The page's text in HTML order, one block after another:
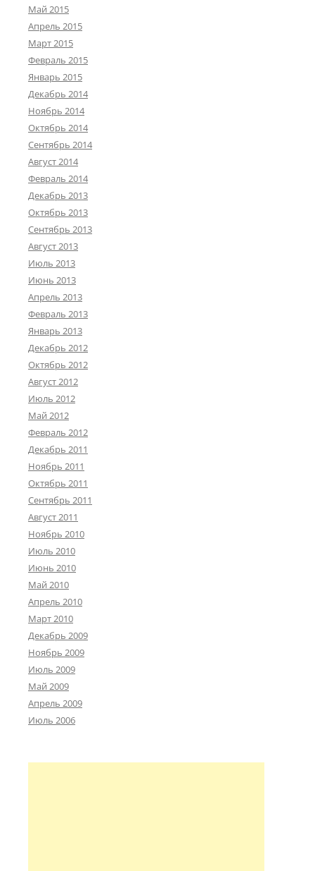
Май 2015
Апрель 2015
Март 2015
Февраль 2015
Январь 2015
Декабрь 2014
Ноябрь 2014
Октябрь 2014
Сентябрь 2014
Август 2014
Февраль 2014
Декабрь 2013
Октябрь 2013
Сентябрь 2013
Август 2013
Июль 2013
Июнь 2013
Апрель 2013
Февраль 2013
Январь 2013
Декабрь 2012
Октябрь 2012
Август 2012
Июль 2012
Май 2012
Февраль 2012
Декабрь 2011
Ноябрь 2011
Октябрь 2011
Сентябрь 2011
Август 2011
Ноябрь 2010
Июль 2010
Июнь 2010
Май 2010
Апрель 2010
Март 2010
Декабрь 2009
Ноябрь 2009
Июль 2009
Май 2009
Апрель 2009
Июль 2006